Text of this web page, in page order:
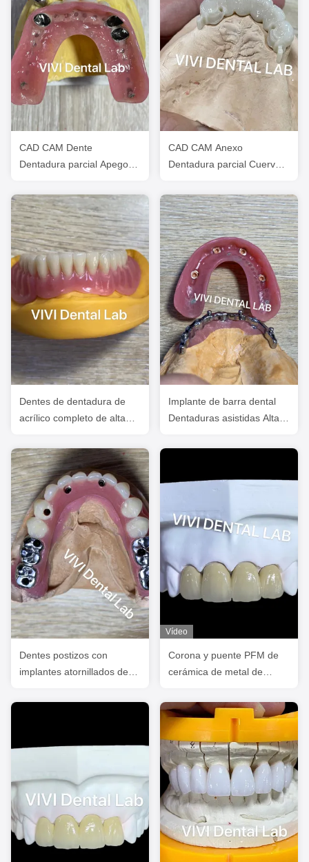
CAD CAM Dente
Dentadura parcial Apego
Específico
CAD CAM Anexo
Dentadura parcial Cuervos
Dentes de dentadura de
acrílico completo de alta
fresados
Implante de barra dental
Dentaduras asistidas Alta
Dentes postizos con
implantes atornillados de
FDA ISO
Vídeo
Corona y puente PFM de
cerámica de metal de